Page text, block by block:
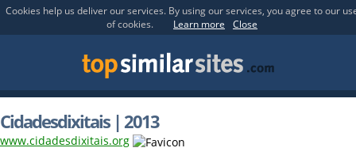
Cookies help us deliver our services. By using our services, you agree to our
of cookies.
Learn more Close
Cidadesdixitais | 2013
www.cidadesdixitais.org